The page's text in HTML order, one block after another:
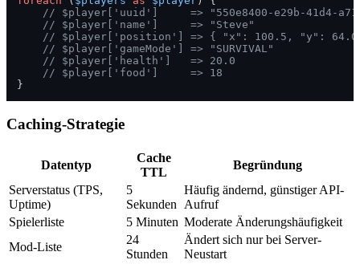
// $player['uuid']     => "550e8400-e29b-41d4-
// $player['name']     => "Steve"
// $player['position'] => { "x": 100.5, "y":
// $player['gameMode'] => "SURVIVAL"
// $player['health']   => 20.0
// $player['food']     => 18
Caching-Strategie
Datentyp
Cache
TTL
Begründung
Serverstatus (TPS,
Uptime)
5
Sekunden
Häufig ändernd, günstiger API-
Aufruf
Spielerliste
5 Minuten Moderate Änderungshäufigkeit
Mod-Liste
24
Stunden
Ändert sich nur bei Server-
Neustart